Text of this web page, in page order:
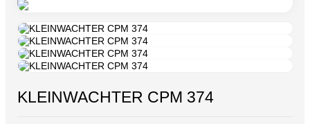
KLEINWACHTER CPM 374